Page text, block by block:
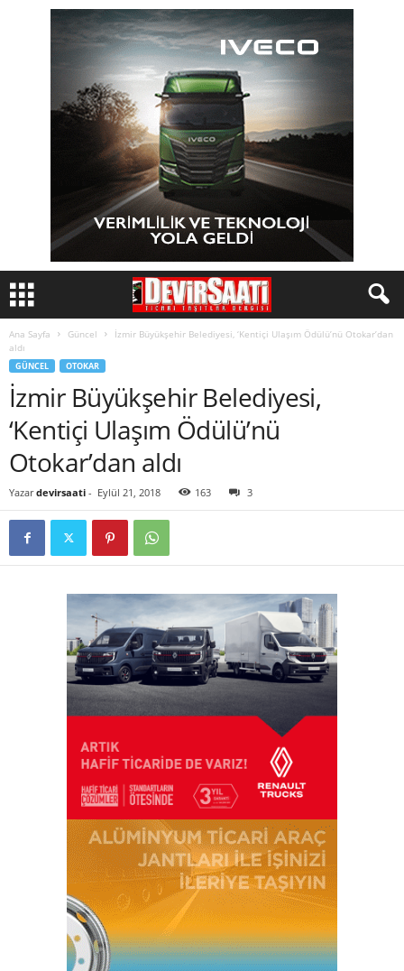
Ana Sayfa Güncel
İzmir Büyükşehir Belediyesi, ‘Kentiçi Ulaşım Ödülü’nü Otokar’dan
aldı
GÜNCEL OTOKAR
İzmir Büyükşehir Belediyesi,
‘Kentiçi Ulaşım Ödülü’nü
Otokar’dan aldı
Yazar devirsaati - Eylül 21, 2018 163 3